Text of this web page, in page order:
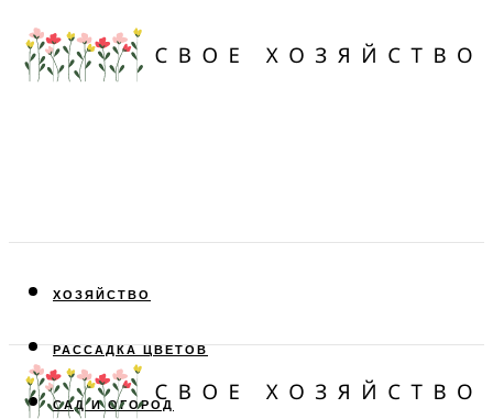
ХОЗЯЙСТВО
РАССАДКА ЦВЕТОВ
САД И ОГОРОД